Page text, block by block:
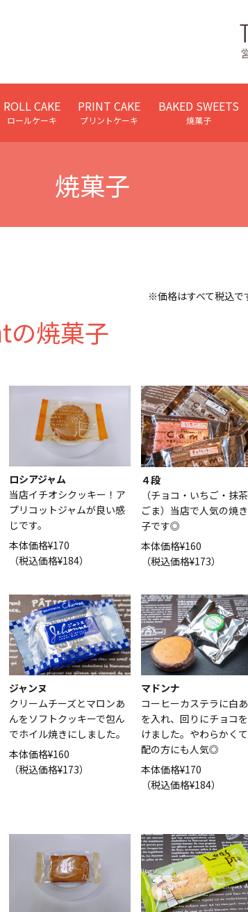
ROLL CAKE
ロールケーキ
PRINT CAKE
プリントケーキ
BAKED SWEETS
焼菓子
焼菓子
※価格はすべて税込で
の焼菓子
ロシアジャム
当店イチオシクッキー！ア
プリコットジャムが良い感
じです。
本体価格¥170
（税込価格¥184）
４段
（チョコ・いちご・抹
ごま）当店で人気の焼
子です◎
本体価格¥160
（税込価格¥173）
ジャンヌ
クリームチーズとマロンあ
んをソフトクッキーで包ん
でホイル焼きにしました。
本体価格¥160
（税込価格¥173）
マドンナ
コーヒーカステラに白
を入れ、回りにチョコ
けました。やわらかく
配の方にも人気◎
本体価格¥170
（税込価格¥184）